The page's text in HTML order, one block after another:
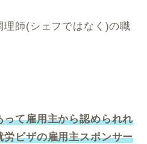
理師(シェフではなく)の職
て雇用主から認められれ
ビザの雇用主スポンサー